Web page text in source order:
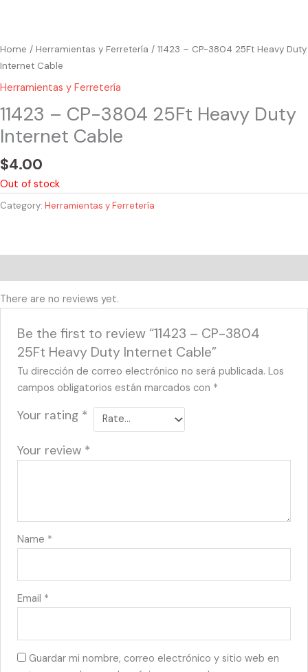
Home / Herramientas y Ferretería / 11423 – CP-3804 25Ft Heavy Duty
Internet Cable
Herramientas y Ferretería
11423 – CP-3804 25Ft Heavy Duty
Internet Cable
$4.00
Out of stock
Category: Herramientas y Ferretería
There are no reviews yet.
Be the first to review “11423 – CP-3804
25Ft Heavy Duty Internet Cable”
Tu dirección de correo electrónico no será publicada. Los
campos obligatorios están marcados con *
Your rating *
Your review *
Name *
Email *
Guardar mi nombre, correo electrónico y sitio web en